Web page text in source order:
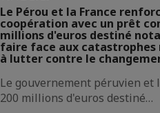
Le Pérou et la France
coopération avec un prêt
millions d'euros destiné
faire face aux
à lutter contre le
Le gouvernement péruvien et
200 millions d'euros destiné…